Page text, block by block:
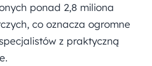
ponad 2,8 miliona
co oznacza ogromne
z praktyczną